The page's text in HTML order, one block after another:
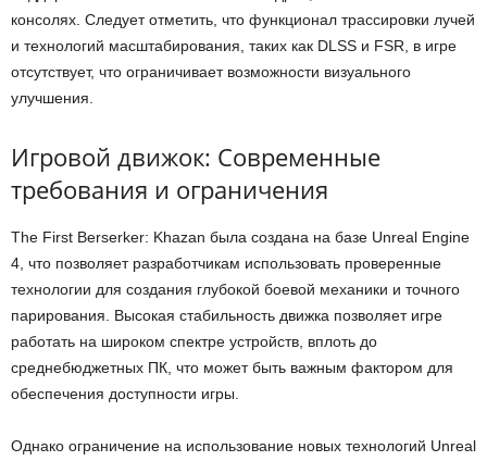
консолях. Следует отметить, что функционал трассировки лучей
и технологий масштабирования, таких как DLSS и FSR, в игре
отсутствует, что ограничивает возможности визуального
улучшения.
Игровой движок: Современные
требования и ограничения
The First Berserker: Khazan была создана на базе Unreal Engine
4, что позволяет разработчикам использовать проверенные
технологии для создания глубокой боевой механики и точного
парирования. Высокая стабильность движка позволяет игре
работать на широком спектре устройств, вплоть до
среднебюджетных ПК, что может быть важным фактором для
обеспечения доступности игры.
Однако ограничение на использование новых технологий Unreal